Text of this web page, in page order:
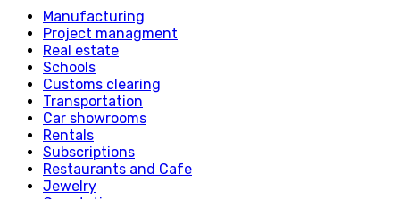
Manufacturing
Project managment
Real estate
Schools
Customs clearing
Transportation
Car showrooms
Rentals
Subscriptions
Restaurants and Cafe
Jewelry